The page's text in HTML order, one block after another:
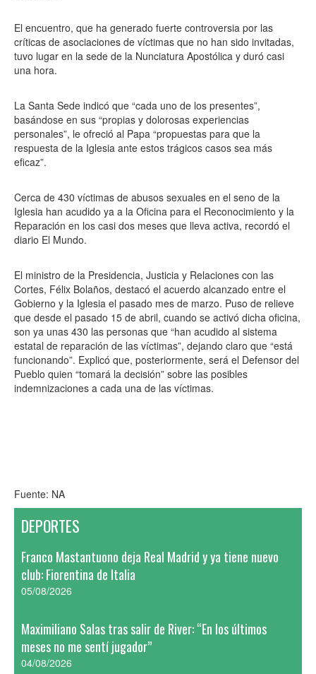
El encuentro, que ha generado fuerte controversia por las
críticas de asociaciones de víctimas que no han sido invitadas,
tuvo lugar en la sede de la Nunciatura Apostólica y duró casi
una hora.
La Santa Sede indicó que “cada uno de los presentes”,
basándose en sus “propias y dolorosas experiencias
personales”, le ofreció al Papa “propuestas para que la
respuesta de la Iglesia ante estos trágicos casos sea más
eficaz”.
Cerca de 430 víctimas de abusos sexuales en el seno de la
Iglesia han acudido ya a la Oficina para el Reconocimiento y la
Reparación en los casi dos meses que lleva activa, recordó el
diario El Mundo.
El ministro de la Presidencia, Justicia y Relaciones con las
Cortes, Félix Bolaños, destacó el acuerdo alcanzado entre el
Gobierno y la Iglesia el pasado mes de marzo. Puso de relieve
que desde el pasado 15 de abril, cuando se activó dicha oficina,
son ya unas 430 las personas que “han acudido al sistema
estatal de reparación de las víctimas”, dejando claro que “está
funcionando”. Explicó que, posteriormente, será el Defensor del
Pueblo quien “tomará la decisión” sobre las posibles
indemnizaciones a cada una de las víctimas.
Fuente: NA
DEPORTES
Franco Mastantuono deja Real Madrid y ya tiene nuevo
club: Fiorentina de Italia
05/08/2026
Maximiliano Salas tras salir de River: “En los últimos
meses no me sentí jugador”
04/08/2026